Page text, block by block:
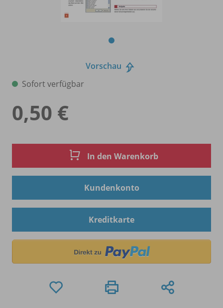
Vorschau
Sofort verfügbar
0,50 €
In den Warenkorb
Kundenkonto
Kreditkarte